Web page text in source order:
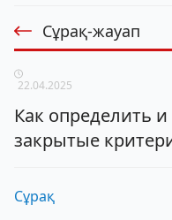
Сұрақ-жауап
22.04.2025
Как определить
закрытые
Сұрақ